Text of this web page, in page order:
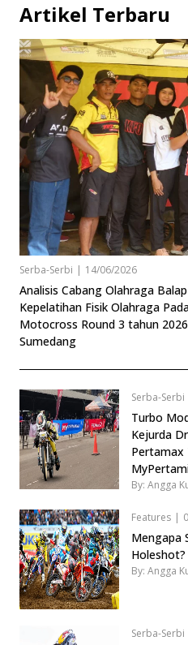
Artikel Terbaru
Serba-Serbi | 14/06/2026
Analisis Cabang Olahraga
Kepelatihan Fisik Olahraga
Motocross Round 3 tahun
Sumedang
Serba-Serbi
Turbo
Kejurda
Pertamax
By: Angga
Features |
Mengapa
Holeshot?
By: Angga
Serba-Serbi